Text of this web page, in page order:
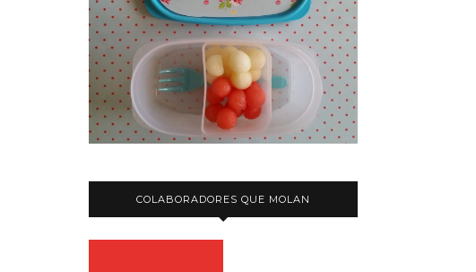
COLABORADORES QUE MOLAN